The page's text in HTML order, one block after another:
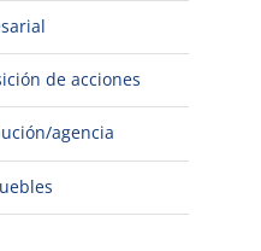
de acciones
agencia